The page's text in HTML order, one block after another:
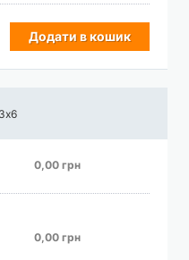
Додати в кошик
0,00 грн
0,00 грн